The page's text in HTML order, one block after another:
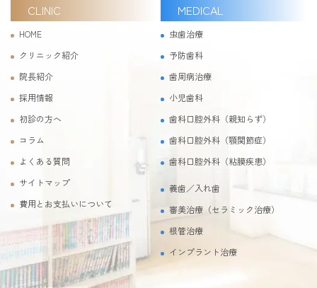
CLINIC
HOME
クリニック紹介
院長紹介
採用情報
初診の方へ
コラム
よくある質問
サイトマップ
費用とお支払いについて
MEDICAL
虫歯治療
予防歯科
歯周病治療
小児歯科
歯科口腔外科（親知らず）
歯科口腔外科（顎関節症）
歯科口腔外科（粘膜疾患）
義歯／入れ歯
審美治療（セラミック治療）
根管治療
インプラント治療